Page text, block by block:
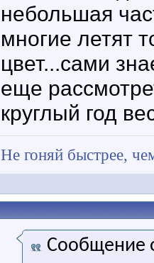
небольшая
многие летят
цвет...сами
еще
круглый год
Не гоняй быстрее,
Сообщение